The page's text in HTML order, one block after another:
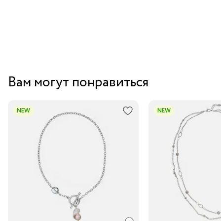
Вам могут понравиться
NEW NEW